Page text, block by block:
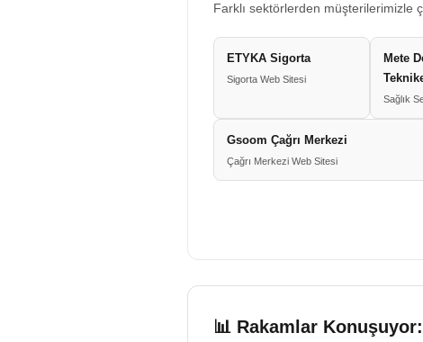
Farklı sektörlerden müşterilerimizle
ETYKA Sigorta
Sigorta Web Sitesi
Mete
Sağlık
Gsoom Çağrı Merkezi
Çağrı Merkezi Web Sitesi
📊 Rakamlar